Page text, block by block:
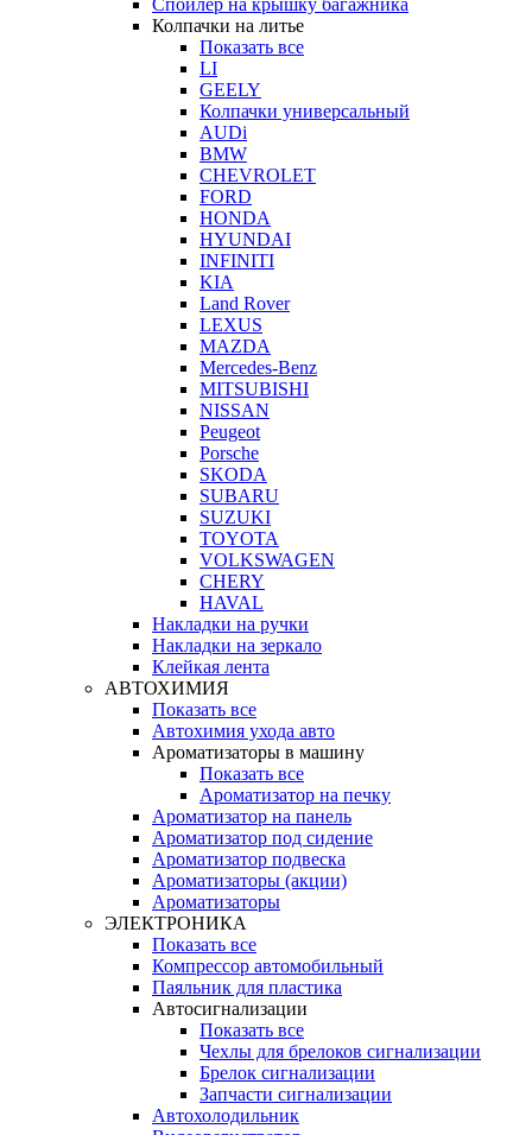
Спойлер на крышку багажника
Колпачки на литье
Показать все
LI
GEELY
Колпачки универсальный
AUDi
BMW
CHEVROLET
FORD
HONDA
HYUNDAI
INFINITI
KIA
Land Rover
LEXUS
MAZDA
Mercedes-Benz
MITSUBISHI
NISSAN
Peugeot
Porsche
SKODA
SUBARU
SUZUKI
TOYOTA
VOLKSWAGEN
CHERY
HAVAL
Накладки на ручки
Накладки на зеркало
Клейкая лента
АВТОХИМИЯ
Показать все
Автохимия ухода авто
Ароматизаторы в машину
Показать все
Ароматизатор на печку
Ароматизатор на панель
Ароматизатор под сидение
Ароматизатор подвеска
Ароматизаторы (акции)
Ароматизаторы
ЭЛЕКТРОНИКА
Показать все
Компрессор автомобильный
Паяльник для пластика
Автосигнализации
Показать все
Чехлы для брелоков сигнализации
Брелок сигнализации
Запчасти сигнализации
Автохолодильник